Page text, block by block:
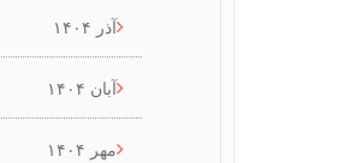
آذر ۱۴۰۴
آبان ۱۴۰۴
مهر ۱۴۰۴